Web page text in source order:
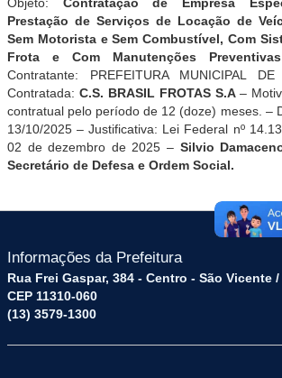
Prestação de Serviços de Locação de
Sem Motorista e Sem Combustível, Com
Frota e Com Manutenções
Contratante: PREFEITURA MUNICIPAL
Contratada: C.S. BRASIL FROTAS S.A–
contratual pelo período de 12 (doze) meses. –
13/10/2025 – Justificativa: Lei Federal nº
02 de dezembro de 2025 – Silvio
Secretário de Defesa e Ordem Social.
Informações da Prefeitura
Rua Frei Gaspar, 384 - Centro - São Vicente /
CEP 11310-060
(13) 3579-1300